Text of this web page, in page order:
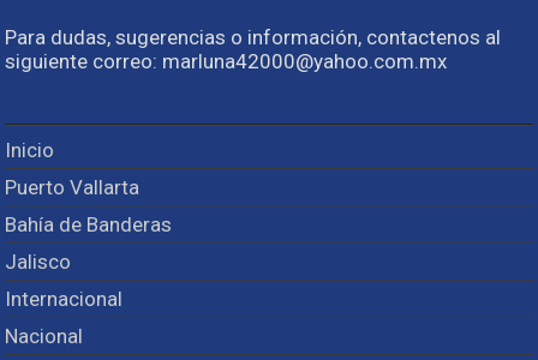
Para dudas, sugerencias o información, contactenos al
siguiente correo: marluna42000@yahoo.com.mx
Inicio
Puerto Vallarta
Bahía de Banderas
Jalisco
Internacional
Nacional